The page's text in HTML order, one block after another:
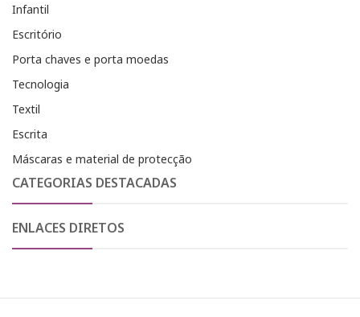
Infantil
Escritório
Porta chaves e porta moedas
Tecnologia
Textil
Escrita
Máscaras e material de protecção
CATEGORIAS DESTACADAS
ENLACES DIRETOS